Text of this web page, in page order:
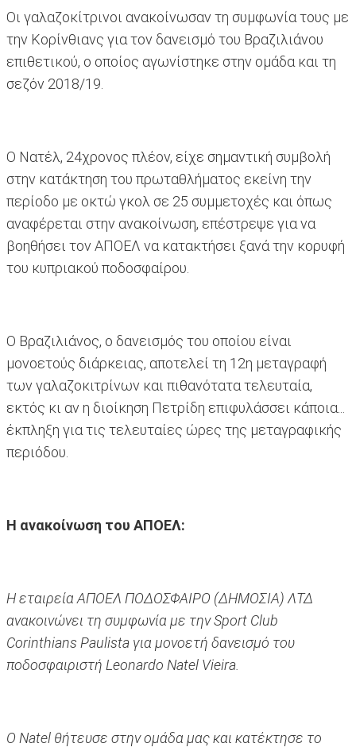
Οι γαλαζοκίτρινοι ανακοίνωσαν τη συμφωνία τους με
την Κορίνθιανς για τον δανεισμό του Βραζιλιάνου
επιθετικού, ο οποίος αγωνίστηκε στην ομάδα και τη
σεζόν 2018/19.
Ο Νατέλ, 24χρονος πλέον, είχε σημαντική συμβολή
στην κατάκτηση του πρωταθλήματος εκείνη την
περίοδο με οκτώ γκολ σε 25 συμμετοχές και όπως
αναφέρεται στην ανακοίνωση, επέστρεψε για να
βοηθήσει τον ΑΠΟΕΛ να κατακτήσει ξανά την κορυφή
του κυπριακού ποδοσφαίρου.
Ο Βραζιλιάνος, ο δανεισμός του οποίου είναι
μονοετούς διάρκειας, αποτελεί τη 12η μεταγραφή
των γαλαζοκιτρίνων και πιθανότατα τελευταία,
εκτός κι αν η διοίκηση Πετρίδη επιφυλάσσει κάποια...
έκπληξη για τις τελευταίες ώρες της μεταγραφικής
περιόδου.
Η ανακοίνωση του ΑΠΟΕΛ:
Η εταιρεία ΑΠΟΕΛ ΠΟΔΟΣΦΑΙΡΟ (ΔΗΜΟΣΙΑ) ΛΤΔ
ανακοινώνει τη συμφωνία με την Sport Club
Corinthians Paulista για μονοετή δανεισμό του
ποδοσφαιριστή Leonardo Natel Vieira.
Ο Natel θήτευσε στην ομάδα μας και κατέκτησε το